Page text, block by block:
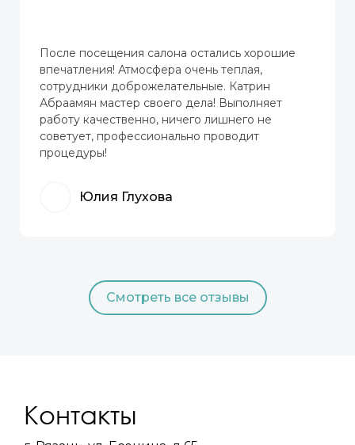
После посещения салона остались хорошие
впечатления! Атмосфера очень теплая,
сотрудники доброжелательные. Катрин
Абраамян мастер своего дела! Выполняет
работу качественно, ничего лишнего не
советует, профессионально проводит
процедуры!
Юлия Глухова
Смотреть все отзывы
Контакты